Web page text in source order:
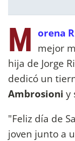
M orena
mejor
hija de Jorge
dedicó un
Ambrosioni y
"Feliz día de
joven junto a